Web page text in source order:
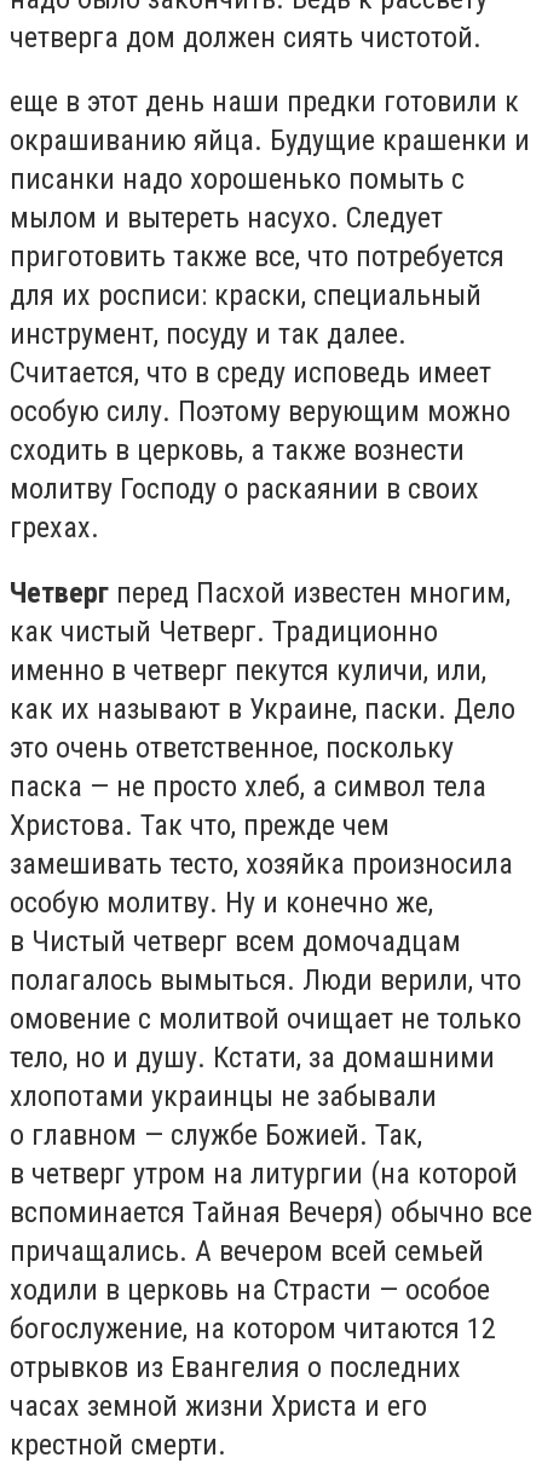
четверга дом должен сиять чистотой.
еще в этот день наши предки готовили к
окрашиванию яйца. Будущие крашенки и
писанки надо хорошенько помыть с
мылом и вытереть насухо. Следует
приготовить также все, что потребуется
для их росписи: краски, специальный
инструмент, посуду и так далее.
Считается, что в среду исповедь имеет
особую силу. Поэтому верующим можно
сходить в церковь, а также вознести
молитву Господу о раскаянии в своих
грехах.
Четверг перед Пасхой известен многим,
как чистый Четверг. Традиционно
именно в четверг пекутся куличи, или,
как их называют в Украине, паски. Дело
это очень ответственное, поскольку
паска — не просто хлеб, а символ тела
Христова. Так что, прежде чем
замешивать тесто, хозяйка произносила
особую молитву. Ну и конечно же,
в Чистый четверг всем домочадцам
полагалось вымыться. Люди верили, что
омовение с молитвой очищает не только
тело, но и душу. Кстати, за домашними
хлопотами украинцы не забывали
о главном — службе Божией. Так,
в четверг утром на литургии (на которой
вспоминается Тайная Вечеря) обычно все
причащались. А вечером всей семьей
ходили в церковь на Страсти — особое
богослужение, на котором читаются 12
отрывков из Евангелия о последних
часах земной жизни Христа и его
крестной смерти.